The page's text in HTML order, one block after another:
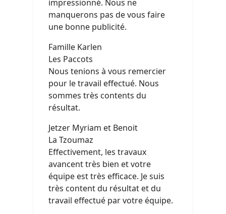
impressionné. Nous ne
manquerons pas de vous faire
une bonne publicité.
Famille Karlen
Les Paccots
Nous tenions à vous remercier
pour le travail effectué. Nous
sommes très contents du
résultat.
Jetzer Myriam et Benoit
La Tzoumaz
Effectivement, les travaux
avancent très bien et votre
équipe est très efficace. Je suis
très content du résultat et du
travail effectué par votre équipe.